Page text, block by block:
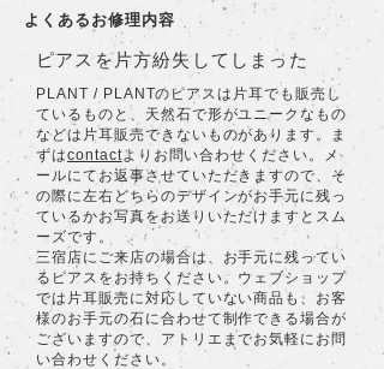
よくあるお修理内容
ピアスを片方紛失してしまった
PLANT / PLANTのピアスは片耳でも販売し
ているものと、天然石で形がユニークなもの
などは片耳販売できないものがあります。ま
ずはcontactよりお問い合わせください。メ
ールにてお返事させていただきますので、そ
の際に左右どちらのデザインがお手元に残っ
ているかお写真をお送りいただけますとスム
ーズです。
三宿店にご来店の場合は、お手元に残ってい
るピアスをお持ちください。 ウェブショップ
では片耳販売に対応していない商品も、お客
様のお手元の石に合わせて制作できる場合が
ございますので、アトリエまでお気軽にお問
い合わせください。